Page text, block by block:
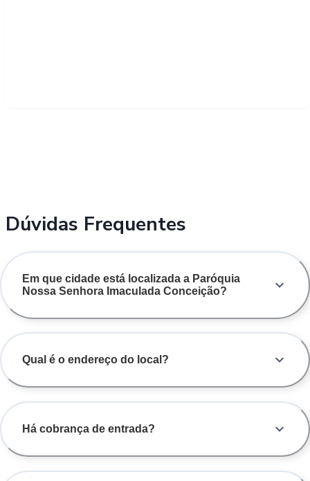
Dúvidas Frequentes
Em que cidade está localizada a Paróquia
Nossa Senhora Imaculada Conceição?
Qual é o endereço do local?
Há cobrança de entrada?